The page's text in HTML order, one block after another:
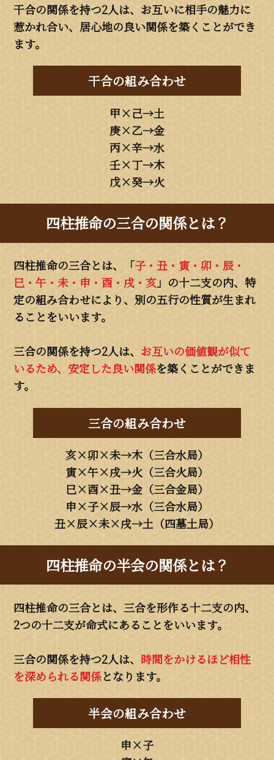
干合の関係を持つ2人は、お互いに相手の魅力に
惹かれ合い、居心地の良い関係を築くことができ
ます。
干合の組み合わせ
甲×己→土
庚×乙→金
丙×辛→水
壬×丁→木
戊×癸→火
四柱推命の三合の関係とは？
四柱推命の三合とは、「子・丑・寅・卯・辰・
巳・午・未・申・酉・戌・亥」の十二支の内、特
定の組み合わせにより、別の五行の性質が生まれ
ることをいいます。
三合の関係を持つ2人は、 お互いの価値観が似て
いるため、安定した良い関係を築くことができま
す。
三合の組み合わせ
亥×卯×未→木（三合水局）
寅×午×戌→火（三合火局）
巳×酉×丑→金（三合金局）
申×子×辰→水（三合水局）
丑×辰×未×戌→土（四墓土局）
四柱推命の半会の関係とは？
四柱推命の三合とは、三合を形作る十二支の内、
2つの十二支が命式にあることをいいます。
三合の関係を持つ2人は、 時間をかけるほど相性
を深められる関係となります。
半会の組み合わせ
申×子